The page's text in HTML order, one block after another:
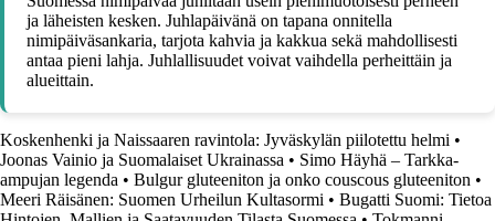
ja läheisten kesken. Juhlapäivänä on tapana onnitella
nimipäiväsankaria, tarjota kahvia ja kakkua sekä mahdollisesti
antaa pieni lahja. Juhlallisuudet voivat vaihdella perheittäin ja
alueittain.
Koskenhenki ja Naissaaren ravintola: Jyväskylän piilotettu helmi •
Joonas Vainio ja Suomalaiset Ukrainassa • Simo Häyhä – Tarkka-
ampujan legenda • Bulgur gluteeniton ja onko couscous gluteeniton •
Meeri Räisänen: Suomen Urheilun Kultasormi • Bugatti Suomi: Tietoa